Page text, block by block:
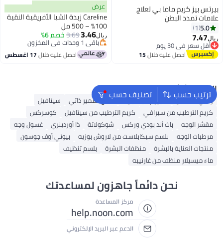
بيرتس بيز كريم ماما بي لعلاج
علامات تمدد البطن
5.0
1
ريال7.47
أقل سعر في 30 يوم
أقل سعر في 30 يوماحصل عليه خلال15
عرض
Careline زبدة الشيا الأفريقية النقية
100% – 500 مل
ريال3.46
3.69خصم 6%
باقي 1 وحدات في المخزون
باقي 1 وحدات في المخزون احصل عليه خلال17 اغسطس
ترتيب حسب تصنيف حسب البحث الشائع
واقي الشمس سيروم فيتامين C منتج تسمير ذاتي
سيتافيل
كريم الترطيب من سيرافي
كريم الترطيب من سيتافيل
كوسركس
مقشر الوجه
باث أند بودي وركس شوكولاتة ذا أوردينري
غسول وجه
مرطبات الوجه
بلسم سيكابلاست من لاروش بوزيه
بيوتي أوف جوسون
منتجات العناية بالبشرة
منظفات البشرة
بلسم تنظيف
ماء ميسيلار منظف من غارنييه
نحن دائماً جاهزون لمساعدتك
مركز المساعدة
help.noon.com
الدعم عبر البريد الإلكتروني